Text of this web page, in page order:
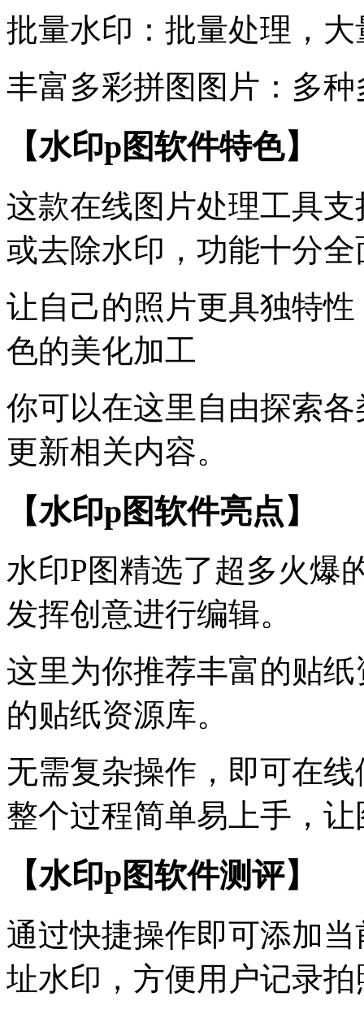
批量水印：批量处理，
丰富多彩拼图图片：多
【水印p图软件特色】
这款在线图片处理工具
或去除水印，功能十分
让自己的照片更具独特
色的美化加工
你可以在这里自由探索
更新相关内容。
【水印p图软件亮点】
水印P图精选了超多火爆
发挥创意进行编辑。
这里为你推荐丰富的贴
的贴纸资源库。
无需复杂操作，即可在
整个过程简单易上手，
【水印p图软件测评】
通过快捷操作即可添加
址水印，方便用户记录